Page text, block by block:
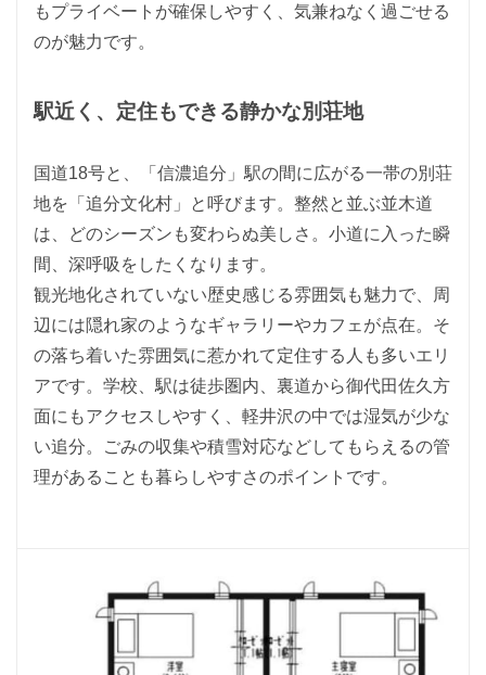
もプライベートが確保しやすく、気兼ねなく過ごせる
のが魅力です。
駅近く、定住もできる静かな別荘地
国道18号と、「信濃追分」駅の間に広がる一帯の別荘
地を「追分文化村」と呼びます。整然と並ぶ並木道
は、どのシーズンも変わらぬ美しさ。小道に入った瞬
間、深呼吸をしたくなります。
観光地化されていない歴史感じる雰囲気も魅力で、周
辺には隠れ家のようなギャラリーやカフェが点在。そ
の落ち着いた雰囲気に惹かれて定住する人も多いエリ
アです。学校、駅は徒歩圏内、裏道から御代田佐久方
面にもアクセスしやすく、軽井沢の中では湿気が少な
い追分。ごみの収集や積雪対応などしてもらえるの管
理があることも暮らしやすさのポイントです。